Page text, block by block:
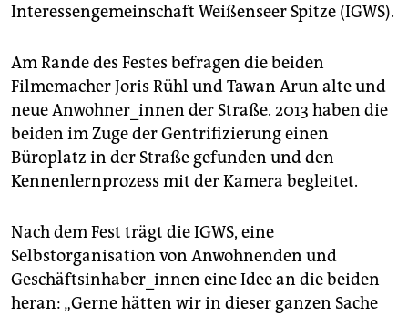
epaper login
Interessengemeinschaft Weißenseer Spitze (IGWS).
Am Rande des Festes befragen die beiden
Filmemacher Joris Rühl und Tawan Arun alte und
neue Anwohner_innen der Straße. 2013 haben die
beiden im Zuge der Gentrifizierung einen
Büroplatz in der Straße gefunden und den
Kennenlernprozess mit der Kamera begleitet.
Nach dem Fest trägt die IGWS, eine
Selbstorganisation von Anwohnenden und
Geschäftsinhaber_innen eine Idee an die beiden
heran: „Gerne hätten wir in dieser ganzen Sache